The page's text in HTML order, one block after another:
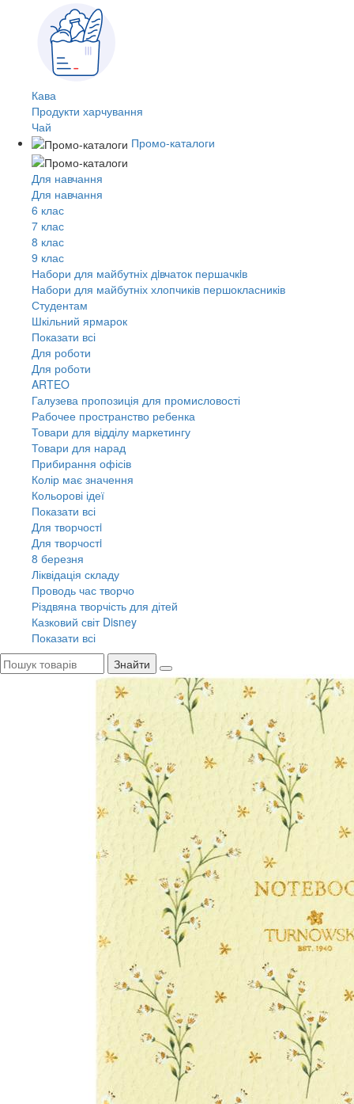
Кава
Продукти харчування
Чай
Промо-каталоги
Для навчання
Для навчання
6 клас
7 клас
8 клас
9 клас
Набори для майбутніх дiвчаток першачкiв
Набори для майбутніх хлопчиків першокласників
Студентам
Шкільний ярмарок
Показати всі
Для роботи
Для роботи
ARTEO
Галузева пропозиція для промисловості
Рабочее пространство ребенка
Товари для відділу маркетингу
Товари для нарад
Прибирання офісів
Колір має значення
Кольорові ідеї
Показати всі
Для творчостi
Для творчостi
8 березня
Ліквідація складу
Проводь час творчо
Різдвяна творчість для дітей
Казковий світ Disney
Показати всі
Знайти